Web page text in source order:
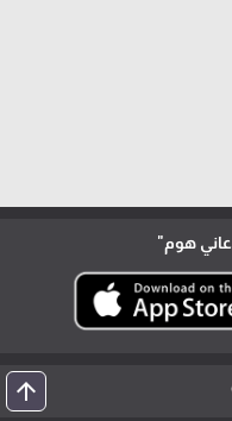
هوم"
arrow_upward